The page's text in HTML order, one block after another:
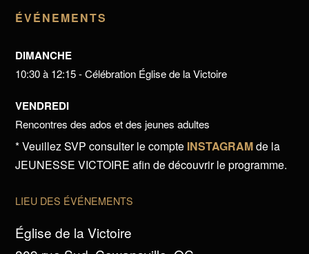
ÉVÉNEMENTS
DIMANCHE
10:30 à 12:15 - Célébration Église de la Victoire
VENDREDI
Rencontres des ados et des jeunes adultes
* Veuillez SVP consulter le compte INSTAGRAMde la
JEUNESSE VICTOIRE afin de découvrir le programme.
LIEU DES ÉVÉNEMENTS
Église de la Victoire